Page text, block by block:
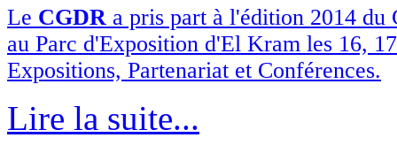
Le CGDR a pris part à l'édition 2014 du
au Parc d'Exposition d'El Kram les 16,
Expositions, Partenariat et Conférences.
Lire la suite...